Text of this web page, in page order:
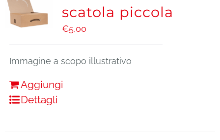
scatola piccola
€5,00
Immagine a scopo illustrativo
Aggiungi
Dettagli